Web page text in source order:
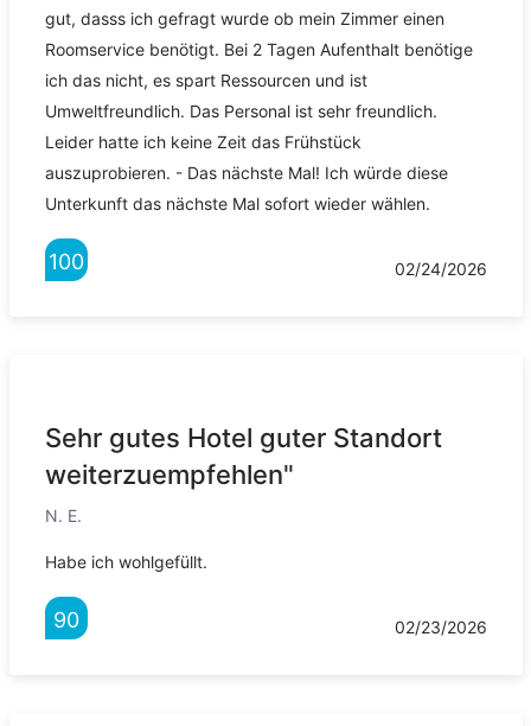
gut, dasss ich gefragt wurde ob mein Zimmer einen
Roomservice benötigt. Bei 2 Tagen Aufenthalt benötige
ich das nicht, es spart Ressourcen und ist
Umweltfreundlich. Das Personal ist sehr freundlich.
Leider hatte ich keine Zeit das Frühstück
auszuprobieren. - Das nächste Mal! Ich würde diese
Unterkunft das nächste Mal sofort wieder wählen.
100 02/24/2026
Sehr gutes Hotel guter Standort
weiterzuempfehlen"
N. E.
Habe ich wohlgefüllt.
90 02/23/2026